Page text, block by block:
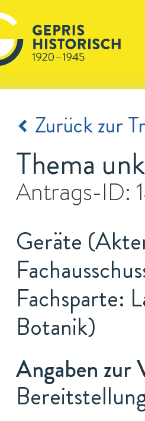
Zurück zur
Thema
Antrags-ID:
Geräte
Fachsparte:
Botanik)
Angaben zur